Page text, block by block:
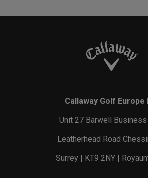
Callaway Golf Europe
Unit 27 Barwell Business
Leatherhead Road
Surrey | KT9 2NY |